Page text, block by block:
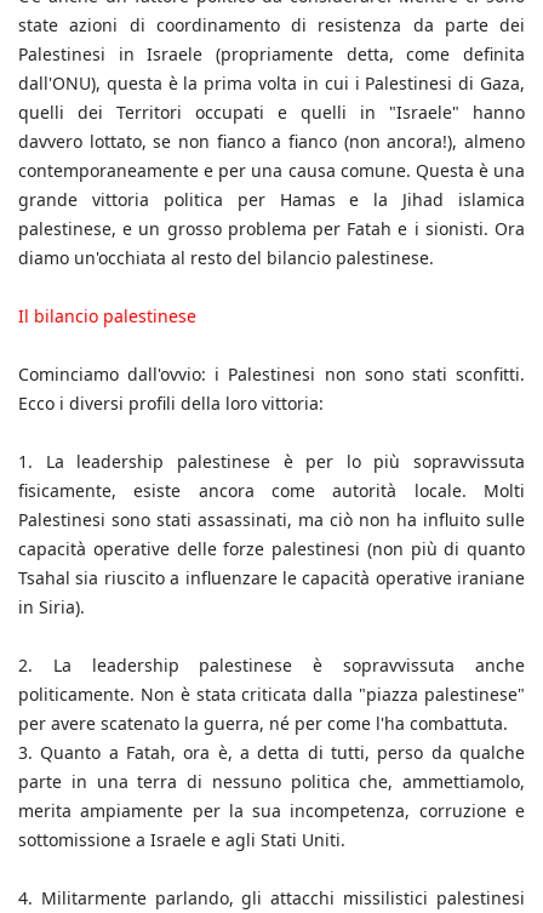
state azioni di coordinamento di resistenza da parte dei
Palestinesi in Israele (propriamente detta, come definita
dall'ONU), questa è la prima volta in cui i Palestinesi di Gaza,
quelli dei Territori occupati e quelli in "Israele" hanno
davvero lottato, se non fianco a fianco (non ancora!), almeno
contemporaneamente e per una causa comune. Questa è una
grande vittoria politica per Hamas e la Jihad islamica
palestinese, e un grosso problema per Fatah e i sionisti. Ora
diamo un'occhiata al resto del bilancio palestinese.
Il bilancio palestinese
Cominciamo dall'ovvio: i Palestinesi non sono stati sconfitti.
Ecco i diversi profili della loro vittoria:
1. La leadership palestinese è per lo più sopravvissuta
fisicamente, esiste ancora come autorità locale. Molti
Palestinesi sono stati assassinati, ma ciò non ha influito sulle
capacità operative delle forze palestinesi (non più di quanto
Tsahal sia riuscito a influenzare le capacità operative iraniane
in Siria).
2. La leadership palestinese è sopravvissuta anche
politicamente. Non è stata criticata dalla "piazza palestinese"
per avere scatenato la guerra, né per come l'ha combattuta.
3. Quanto a Fatah, ora è, a detta di tutti, perso da qualche
parte in una terra di nessuno politica che, ammettiamolo,
merita ampiamente per la sua incompetenza, corruzione e
sottomissione a Israele e agli Stati Uniti.
4. Militarmente parlando, gli attacchi missilistici palestinesi